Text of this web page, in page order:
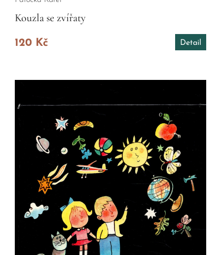
Kouzla se zvířaty
120 Kč Detail